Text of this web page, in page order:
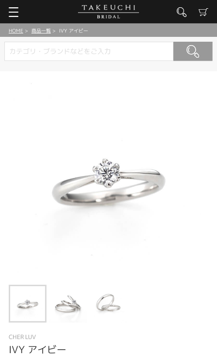
HOME 商品一覧 IVY アイビー
CHER LUV
IVY アイビー